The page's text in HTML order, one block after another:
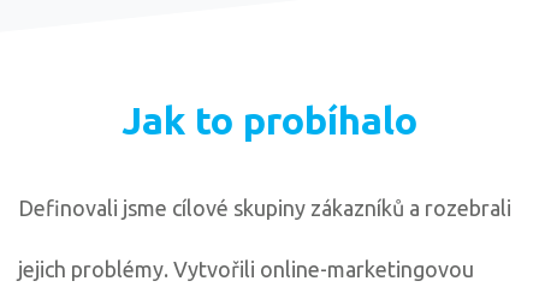
Jak to probíhalo
Definovali jsme cílové skupiny zákazníků a rozebrali
jejich problémy. Vytvořili online-marketingovou